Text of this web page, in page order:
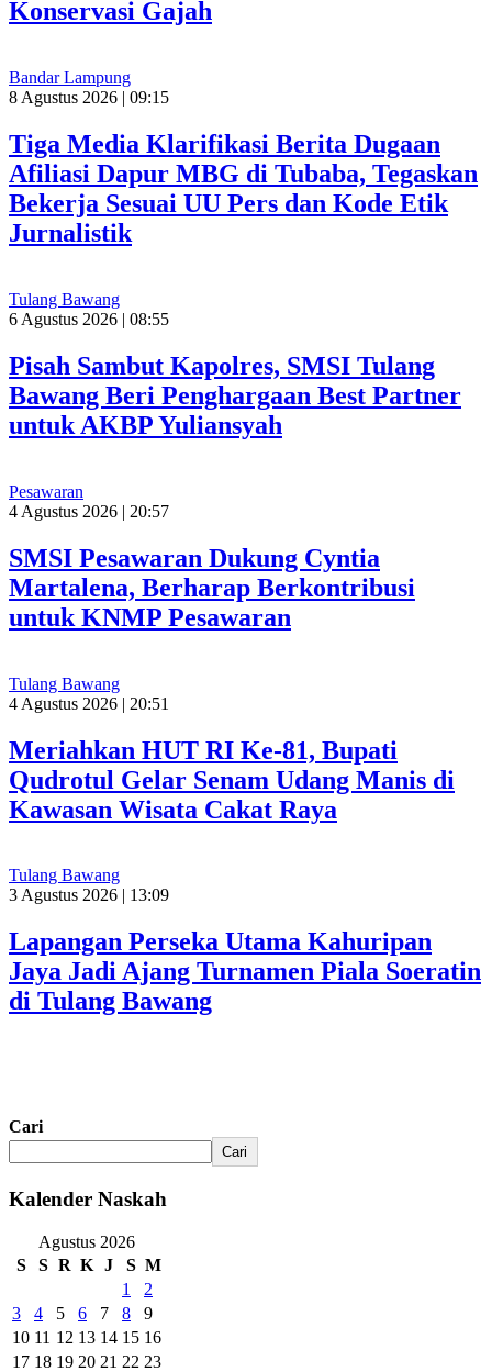
Konservasi Gajah
Bandar Lampung
8 Agustus 2026 | 09:15
Tiga Media Klarifikasi Berita Dugaan
Afiliasi Dapur MBG di Tubaba, Tegaskan
Bekerja Sesuai UU Pers dan Kode Etik
Jurnalistik
Tulang Bawang
6 Agustus 2026 | 08:55
Pisah Sambut Kapolres, SMSI Tulang
Bawang Beri Penghargaan Best Partner
untuk AKBP Yuliansyah
Pesawaran
4 Agustus 2026 | 20:57
SMSI Pesawaran Dukung Cyntia
Martalena, Berharap Berkontribusi
untuk KNMP Pesawaran
Tulang Bawang
4 Agustus 2026 | 20:51
Meriahkan HUT RI Ke-81, Bupati
Qudrotul Gelar Senam Udang Manis di
Kawasan Wisata Cakat Raya
Tulang Bawang
3 Agustus 2026 | 13:09
Lapangan Perseka Utama Kahuripan
Jaya Jadi Ajang Turnamen Piala Soeratin
di Tulang Bawang
Cari
Cari
Kalender Naskah
Agustus 2026
S
S R K J S M
1
2
3
4 5 6 7 8
9
10 11 12 13 14 15 16
17 18 19 20 21 22 23